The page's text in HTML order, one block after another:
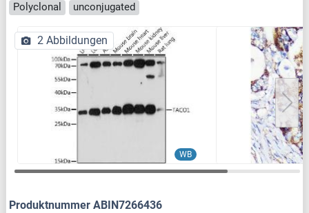
Polyclonal
unconjugated
WB
2 Abbildungen
Produktnummer ABIN7266436